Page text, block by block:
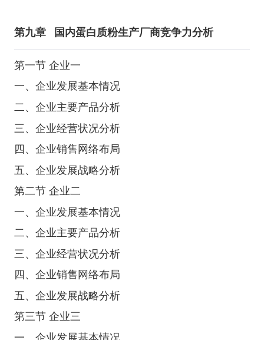
第九章 国内蛋白质粉生产厂商竞争力分析
第一节 企业一
一、企业发展基本情况
二、企业主要产品分析
三、企业经营状况分析
四、企业销售网络布局
五、企业发展战略分析
第二节 企业二
一、企业发展基本情况
二、企业主要产品分析
三、企业经营状况分析
四、企业销售网络布局
五、企业发展战略分析
第三节 企业三
一、企业发展基本情况